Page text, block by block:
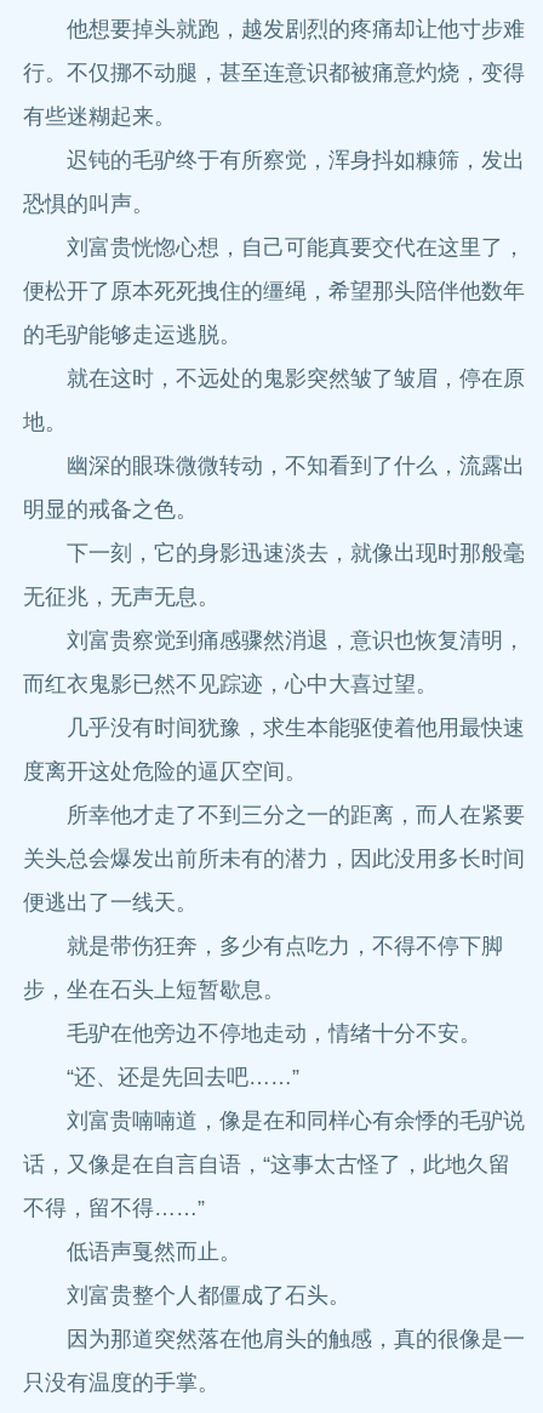
他想要掉头就跑，越发剧烈的疼痛却让他寸步难
行。不仅挪不动腿，甚至连意识都被痛意灼烧，变得
有些迷糊起来。
迟钝的毛驴终于有所察觉，浑身抖如糠筛，发出
恐惧的叫声。
刘富贵恍惚心想，自己可能真要交代在这里了，
便松开了原本死死拽住的缰绳，希望那头陪伴他数年
的毛驴能够走运逃脱。
就在这时，不远处的鬼影突然皱了皱眉，停在原
地。
幽深的眼珠微微转动，不知看到了什么，流露出
明显的戒备之色。
下一刻，它的身影迅速淡去，就像出现时那般毫
无征兆，无声无息。
刘富贵察觉到痛感骤然消退，意识也恢复清明，
而红衣鬼影已然不见踪迹，心中大喜过望。
几乎没有时间犹豫，求生本能驱使着他用最快速
度离开这处危险的逼仄空间。
所幸他才走了不到三分之一的距离，而人在紧要
关头总会爆发出前所未有的潜力，因此没用多长时间
便逃出了一线天。
就是带伤狂奔，多少有点吃力，不得不停下脚
步，坐在石头上短暂歇息。
毛驴在他旁边不停地走动，情绪十分不安。
“还、还是先回去吧……”
刘富贵喃喃道，像是在和同样心有余悸的毛驴说
话，又像是在自言自语，“这事太古怪了，此地久留
不得，留不得……”
低语声戛然而止。
刘富贵整个人都僵成了石头。
因为那道突然落在他肩头的触感，真的很像是一
只没有温度的手掌。